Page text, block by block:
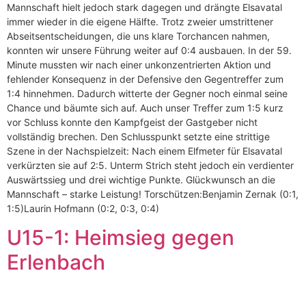
Mannschaft hielt jedoch stark dagegen und drängte Elsavatal
immer wieder in die eigene Hälfte. Trotz zweier umstrittener
Abseitsentscheidungen, die uns klare Torchancen nahmen,
konnten wir unsere Führung weiter auf 0:4 ausbauen. In der 59.
Minute mussten wir nach einer unkonzentrierten Aktion und
fehlender Konsequenz in der Defensive den Gegentreffer zum
1:4 hinnehmen. Dadurch witterte der Gegner noch einmal seine
Chance und bäumte sich auf. Auch unser Treffer zum 1:5 kurz
vor Schluss konnte den Kampfgeist der Gastgeber nicht
vollständig brechen. Den Schlusspunkt setzte eine strittige
Szene in der Nachspielzeit: Nach einem Elfmeter für Elsavatal
verkürzten sie auf 2:5. Unterm Strich steht jedoch ein verdienter
Auswärtssieg und drei wichtige Punkte. Glückwunsch an die
Mannschaft – starke Leistung! Torschützen:Benjamin Zernak (0:1,
1:5)Laurin Hofmann (0:2, 0:3, 0:4)
U15-1: Heimsieg gegen
Erlenbach